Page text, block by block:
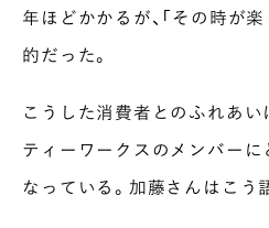
年ほどかかるが、「その時が
的だった。
こうした消費者とのふれあい
ティーワークスのメンバー
なっている。加藤さんはこう